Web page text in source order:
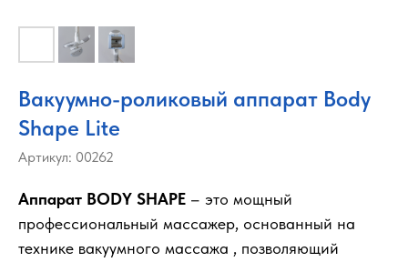
Вакуумно-роликовый аппарат Body
Shape Lite
Артикул: 00262
Аппарат BODY SHAPE – это мощный
профессиональный массажер, основанный на
технике вакуумного массажа , позволяющий